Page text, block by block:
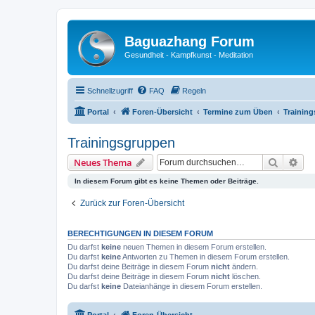
Baguazhang Forum
Gesundheit - Kampfkunst - Meditation
Schnellzugriff FAQ Regeln
Portal Foren-Übersicht Termine zum Üben
Trainingsgruppen
Neues Thema Suche
In diesem Forum gibt es keine Themen oder Beiträge.
Zurück zur Foren-Übersicht
BERECHTIGUNGEN IN DIESEM FORUM
Du darfst keine neuen Themen in diesem Forum erstellen.
Du darfst keineAntworten zu Themen in diesem Forum erstellen.
Du darfst deine Beiträge in diesem Forum nicht ändern.
Du darfst deine Beiträge in diesem Forum nicht löschen.
Du darfst keine Dateianhänge in diesem Forum erstellen.